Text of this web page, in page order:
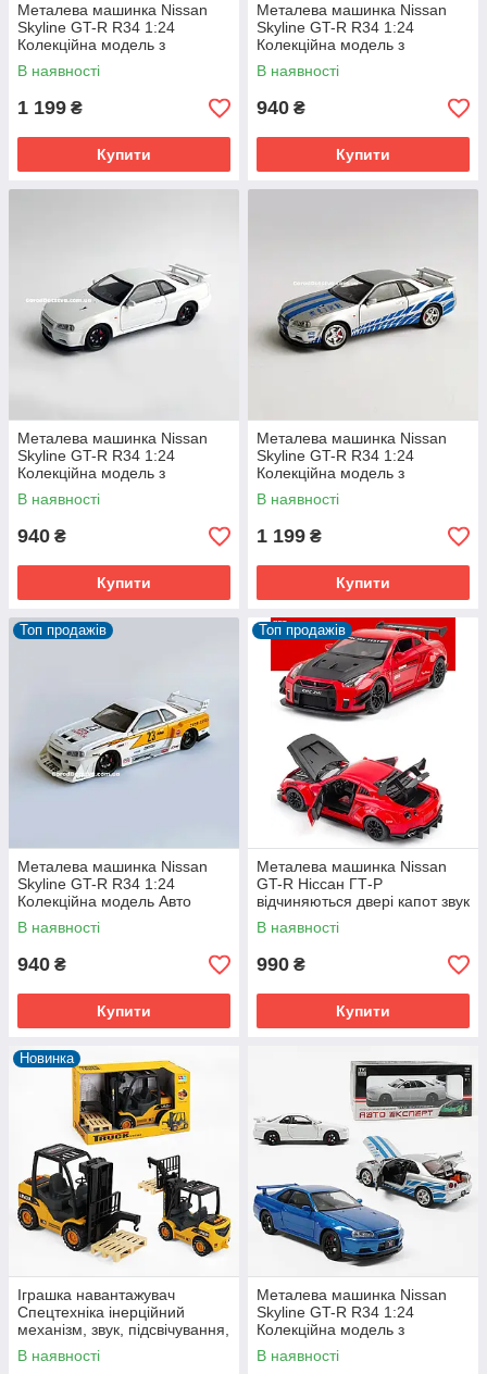
Металева машинка Nissan
Skyline GT-R R34 1:24
Колекційна модель з
«Форсаж 2» з дверима, що
відкриваються
В наявності
1 199 ₴
Купити
Металева машинка Nissan
Skyline GT-R R34 1:24
Колекційна модель з
«Форсаж 2» з дверима, що
відкриваються
В наявності
940 ₴
Купити
Металева машинка Nissan
Skyline GT-R R34 1:24
Колекційна модель з
«Форсаж 2» з дверима, що
відкриваються
В наявності
940 ₴
Купити
Металева машинка Nissan
Skyline GT-R R34 1:24
Колекційна модель з
«Форсаж 2» з дверима, що
відкриваються
В наявності
1 199 ₴
Купити
Топ продажів
Металева машинка Nissan
Skyline GT-R R34 1:24
Колекційна модель Авто
Експерт з дверями, що
відкриваються
В наявності
940 ₴
Купити
Топ продажів
Металева машинка Nissan
GT-R Ніссан ГТ-Р
відчиняються двері капот звук
світло інерція 1:24 (NGT-
2247W)
В наявності
990 ₴
Купити
Новинка
Іграшка навантажувач
Спецтехніка інерційний
механізм, звук, підсвічування,
гумові шини, рухливі
елементи
В наявності
Металева машинка Nissan
Skyline GT-R R34 1:24
Колекційна модель з
«Форсаж 2» з дверима, що
відкриваються
В наявності